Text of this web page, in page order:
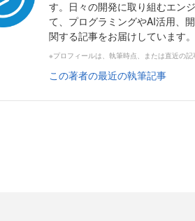
す。日々の開発に取り組むエン
て、プログラミングやAI活用、
関する記事をお届けしています。
※プロフィールは、執筆時点、または直近の
この著者の最近の執筆記事